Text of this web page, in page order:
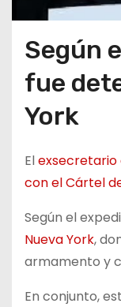
Según
fue
York
Elexsecretario
con el Cártel
Según el
Nueva York,
armamento y
En conjunto,